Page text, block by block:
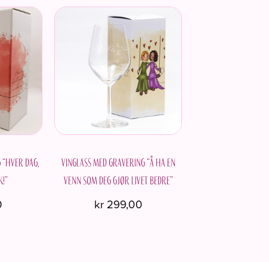
produktet
har
flere
varianter.
Alternativene
kan
velges
på
dag,
Vinglass med gravering “Å ha en
venn som deg gjør livet bedre”
kr299,00